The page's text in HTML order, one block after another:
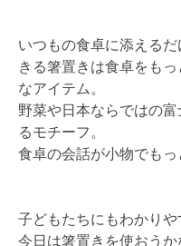
いつもの食卓に添える
きる箸置きは食卓をも
なアイテム。
野菜や日本ならではの
るモチーフ。
食卓の会話が小物でもっ
子どもたちにもわかりや
今日は箸置きを使おうか